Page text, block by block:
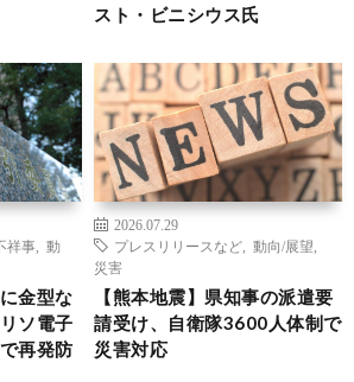
スト・ビニシウス氏
祥事
動
金型な
ソ電子
再発防
2026.07.29
プレスリリースなど
動向/展望
災害
【熊本地震】県知事の派遣要
請受け、自衛隊3600人体制で
災害対応